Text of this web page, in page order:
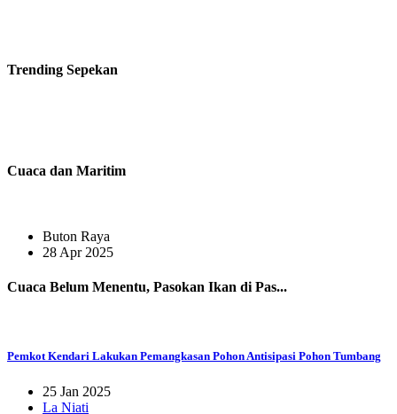
Trending Sepekan
Cuaca dan Maritim
Buton Raya
28 Apr 2025
Cuaca Belum Menentu, Pasokan Ikan di Pas...
Pemkot Kendari Lakukan Pemangkasan Pohon Antisipasi Pohon Tumbang
25 Jan 2025
La Niati